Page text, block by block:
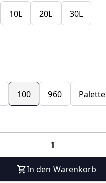
10L 20L 30L
100 960 Palette
In den Warenkorb